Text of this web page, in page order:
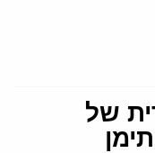
של